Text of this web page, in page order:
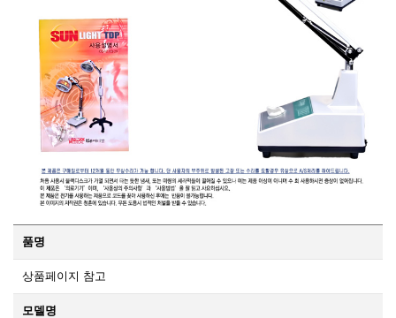
품명
상품페이지 참고
모델명